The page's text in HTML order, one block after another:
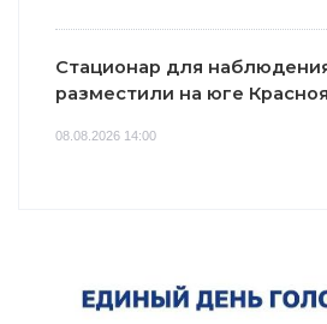
Стационар для
разместили на юге
08.08.2026 14:00